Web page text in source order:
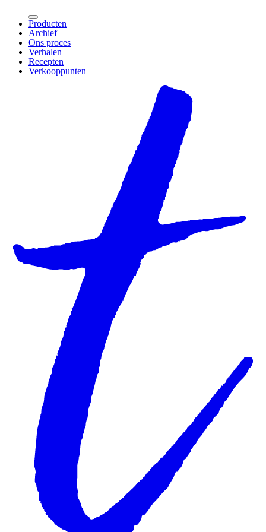
Producten
Archief
Ons proces
Verhalen
Recepten
Verkooppunten